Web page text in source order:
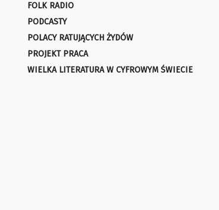
FOLK RADIO
PODCASTY
POLACY RATUJĄCYCH ŻYDÓW
PROJEKT PRACA
WIELKA LITERATURA W CYFROWYM ŚWIECIE